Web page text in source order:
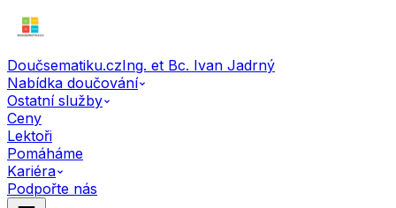
Doučsematiku.czIng. et Bc. Ivan Jadrný
Nabídka doučování
Ostatní služby
Ceny
Lektoři
Pomáháme
Kariéra
Podpořte nás